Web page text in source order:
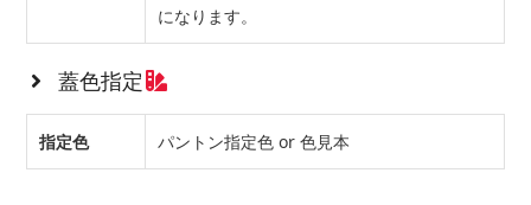
になります。
蓋色指定
指定色 パントン指定色 or 色見本